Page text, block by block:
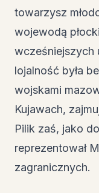
towarzysz
wojewodą
wcześniejszych
lojalność była
wojskami
Kujawach,
Pilik zaś, jako
reprezentował
zagranicznych.